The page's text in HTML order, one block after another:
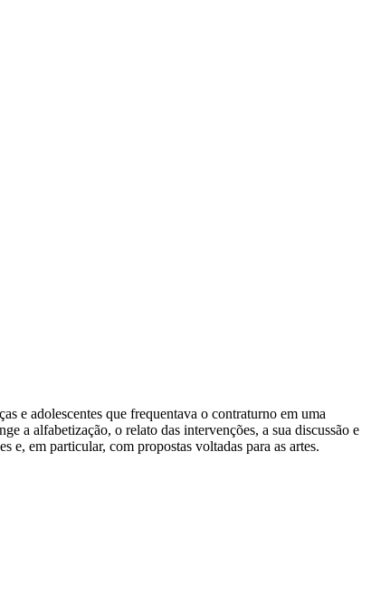
e adolescentes que frequentava o contraturno em uma
a alfabetização, o relato das intervenções, a sua discussão e
e, em particular, com propostas voltadas para as artes.